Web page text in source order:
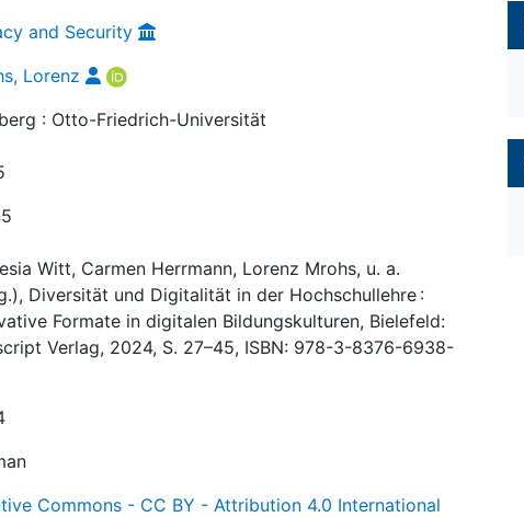
and Security
Lorenz
: Otto-Friedrich-Universität
Witt, Carmen Herrmann, Lorenz Mrohs, u. a.
Diversität und Digitalität in der Hochschullehre :
Formate in digitalen Bildungskulturen, Bielefeld:
Verlag, 2024, S. 27–45, ISBN: 978-3-8376-6938-
Commons - CC BY - Attribution 4.0 International